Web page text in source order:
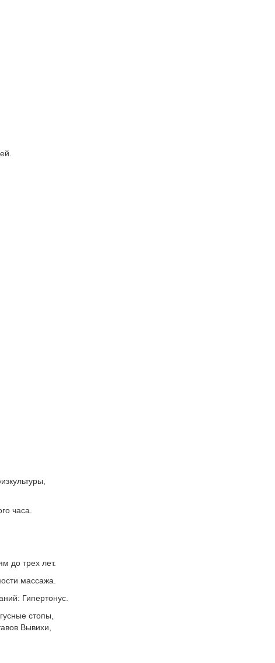
часа.
до трех лет.
массажа.
Гипертонус.
стопы,
Вывихи,